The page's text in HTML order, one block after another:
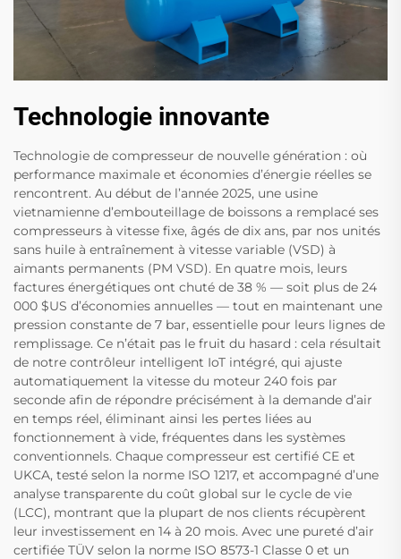
Technologie innovante
Technologie de compresseur de nouvelle génération : où
performance maximale et économies d’énergie réelles se
rencontrent. Au début de l’année 2025, une usine
vietnamienne d’embouteillage de boissons a remplacé ses
compresseurs à vitesse fixe, âgés de dix ans, par nos unités
sans huile à entraînement à vitesse variable (VSD) à
aimants permanents (PM VSD). En quatre mois, leurs
factures énergétiques ont chuté de 38 % — soit plus de 24
000 $US d’économies annuelles — tout en maintenant une
pression constante de 7 bar, essentielle pour leurs lignes de
remplissage. Ce n’était pas le fruit du hasard : cela résultait
de notre contrôleur intelligent IoT intégré, qui ajuste
automatiquement la vitesse du moteur 240 fois par
seconde afin de répondre précisément à la demande d’air
en temps réel, éliminant ainsi les pertes liées au
fonctionnement à vide, fréquentes dans les systèmes
conventionnels. Chaque compresseur est certifié CE et
UKCA, testé selon la norme ISO 1217, et accompagné d’une
analyse transparente du coût global sur le cycle de vie
(LCC), montrant que la plupart de nos clients récupèrent
leur investissement en 14 à 20 mois. Avec une pureté d’air
certifiée TÜV selon la norme ISO 8573-1 Classe 0 et un